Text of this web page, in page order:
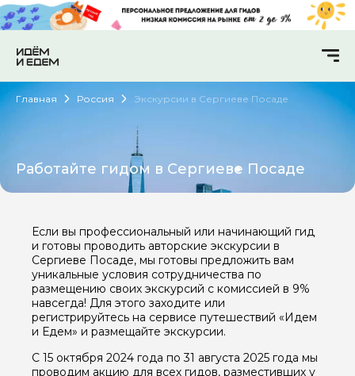
Главная Россия Экскурсии в Сергиеве Посаде
Работайте гидом в Сергиеве Посаде
Если вы профессиональный или начинающий гид
и готовы проводить авторские экскурсии в
Сергиеве Посаде, мы готовы предложить вам
уникальные условия сотрудничества по
размещению своих экскурсий с комиссией в 9%
навсегда! Для этого заходите или
регистрируйтесь на сервисе путешествий «Идем
и Едем» и размещайте экскурсии.
С 15 октября 2024 года по 31 августа 2025 года мы
проводим акцию для всех гидов, разместивших у